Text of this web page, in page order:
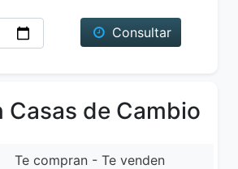
Consultar
de Cambio
Te compran - Te venden